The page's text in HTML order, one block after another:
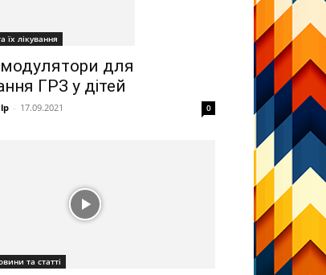
їх лікування
для
ГРЗ у дітей
- 17.09.2021 0
та статті